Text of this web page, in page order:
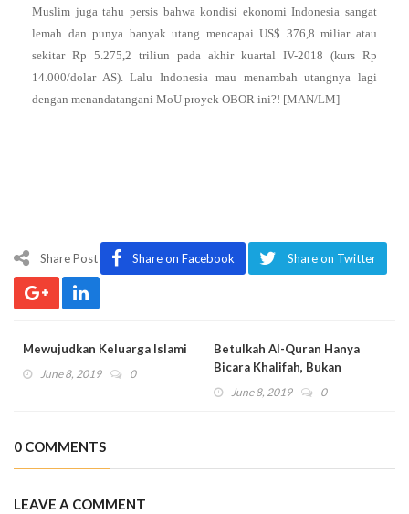
Muslim juga tahu persis bahwa kondisi ekonomi Indonesia sangat
lemah dan punya banyak utang mencapai US$ 376,8 miliar atau
sekitar Rp 5.275,2 triliun pada akhir kuartal IV-2018 (kurs Rp
14.000/dolar AS). Lalu Indonesia mau menambah utangnya lagi
dengan menandatangani MoU proyek OBOR ini?! [MAN/LM]
Share Post Share on Facebook Share on Twitter
Mewujudkan Keluarga Islami
June 8, 2019 0
Betulkah Al-Quran Hanya
Bicara Khalifah, Bukan
Khilafah?
June 8, 2019 0
0 COMMENTS
LEAVE A COMMENT